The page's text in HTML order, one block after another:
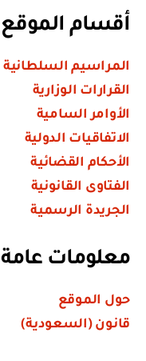
أقسام الموقع
المراسيم السلطانية
القرارات الوزارية
الأوامر السامية
الاتفاقيات الدولية
الأحكام القضائية
الفتاوى القانونية
الجريدة الرسمية
معلومات عامة
حول الموقع
قانون (السعودية)